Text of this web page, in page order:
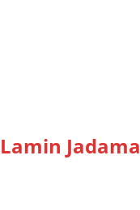
Lamin Jadama